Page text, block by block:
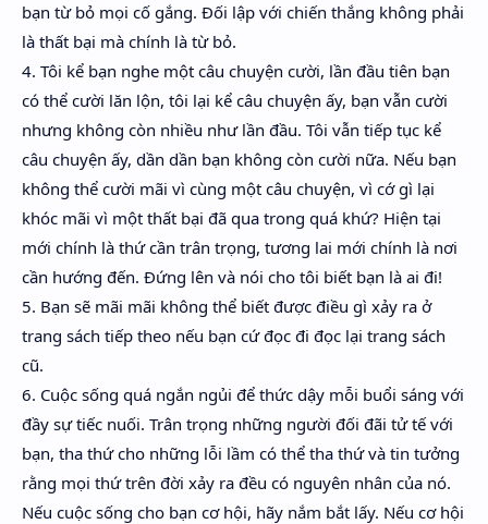
bạn từ bỏ mọi cố gắng. Đối lập với chiến thắng không phải
là thất bại mà chính là từ bỏ.
4. Tôi kể bạn nghe một câu chuyện cười, lần đầu tiên bạn
có thể cười lăn lộn, tôi lại kể câu chuyện ấy, bạn vẫn cười
nhưng không còn nhiều như lần đầu. Tôi vẫn tiếp tục kể
câu chuyện ấy, dần dần bạn không còn cười nữa. Nếu bạn
không thể cười mãi vì cùng một câu chuyện, vì cớ gì lại
khóc mãi vì một thất bại đã qua trong quá khứ? Hiện tại
mới chính là thứ cần trân trọng, tương lai mới chính là nơi
cần hướng đến. Đứng lên và nói cho tôi biết bạn là ai đi!
5. Bạn sẽ mãi mãi không thể biết được điều gì xảy ra ở
trang sách tiếp theo nếu bạn cứ đọc đi đọc lại trang sách
cũ.
6. Cuộc sống quá ngắn ngủi để thức dậy mỗi buổi sáng với
đầy sự tiếc nuối. Trân trọng những người đối đãi tử tế với
bạn, tha thứ cho những lỗi lầm có thể tha thứ và tin tưởng
rằng mọi thứ trên đời xảy ra đều có nguyên nhân của nó.
Nếu cuộc sống cho bạn cơ hội, hãy nắm bắt lấy. Nếu cơ hội